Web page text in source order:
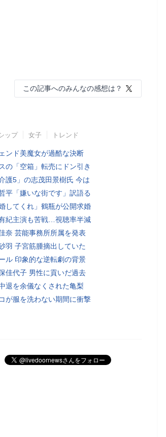
この記事へのみんなの感想は？
ップ 女子 トレンド
ンド美魔女が過酷な決断
の「空箱」転売にドン引き
介護5」の志茂田景樹氏 今は
平「嫌いな街です」訳語る
婚してくれ」鶴瓶が公開求婚
紀主演も苦戦…視聴率半減
奈 芸能事務所所属を発表
羽 子宮筋腫摘出していた
ル 印象的な逆転劇の背景
佳代子 男性に貢いだ過去
退を余儀なくされた亀梨
が服を洗わない期間に衝撃